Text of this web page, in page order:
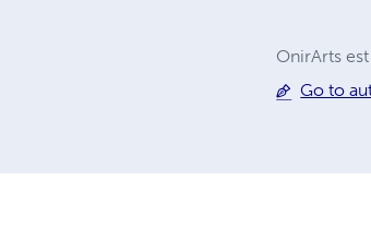
OnirArts
Go to